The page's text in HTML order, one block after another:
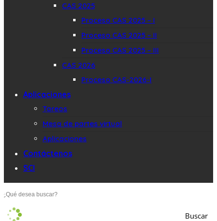
CAS 2025
Proceso CAS 2025 – I
Proceso CAS 2025 – II
Proceso CAS 2025 – III
CAS 2026
Proceso CAS-2026-I
Aplicaciones
Tareos
Mesa de partes virtual
Aplicaciones
Contáctenos
SCI
Buscar